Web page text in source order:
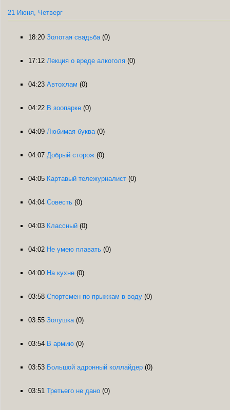
21 Июня, Четверг
18:20 Золотая свадьба (0)
17:12 Лекция о вреде алкоголя (0)
04:23 Автохлам (0)
04:22 В зоопарке (0)
04:09 Любимая буква (0)
04:07 Добрый сторож (0)
04:05 Картавый тележурналист (0)
04:04 Совесть (0)
04:03 Классный (0)
04:02 Не умею плавать (0)
04:00 На кухне (0)
03:58 Спортсмен по прыжкам в воду (0)
03:55 Золушка (0)
03:54 В армию (0)
03:53 Большой адронный коллайдер (0)
03:51 Третьего не дано (0)